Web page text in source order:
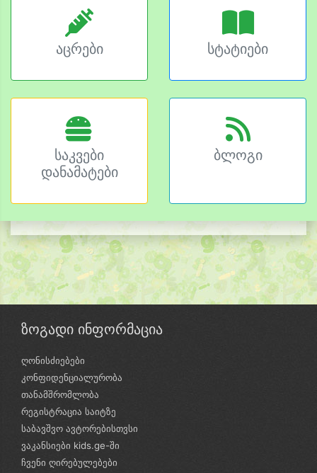
აცრები სტატიები
საკვები
დანამატები
ბლოგი
ზოგადი ინფორმაცია
ღონისძიებები
კონფიდენციალურობა
თანამშრომლობა
რეგისტრაცია საიტზე
საბავშვო ავტორებისთვსი
ვაკანსიები kids.ge-ში
ჩვენი ღირებულებები